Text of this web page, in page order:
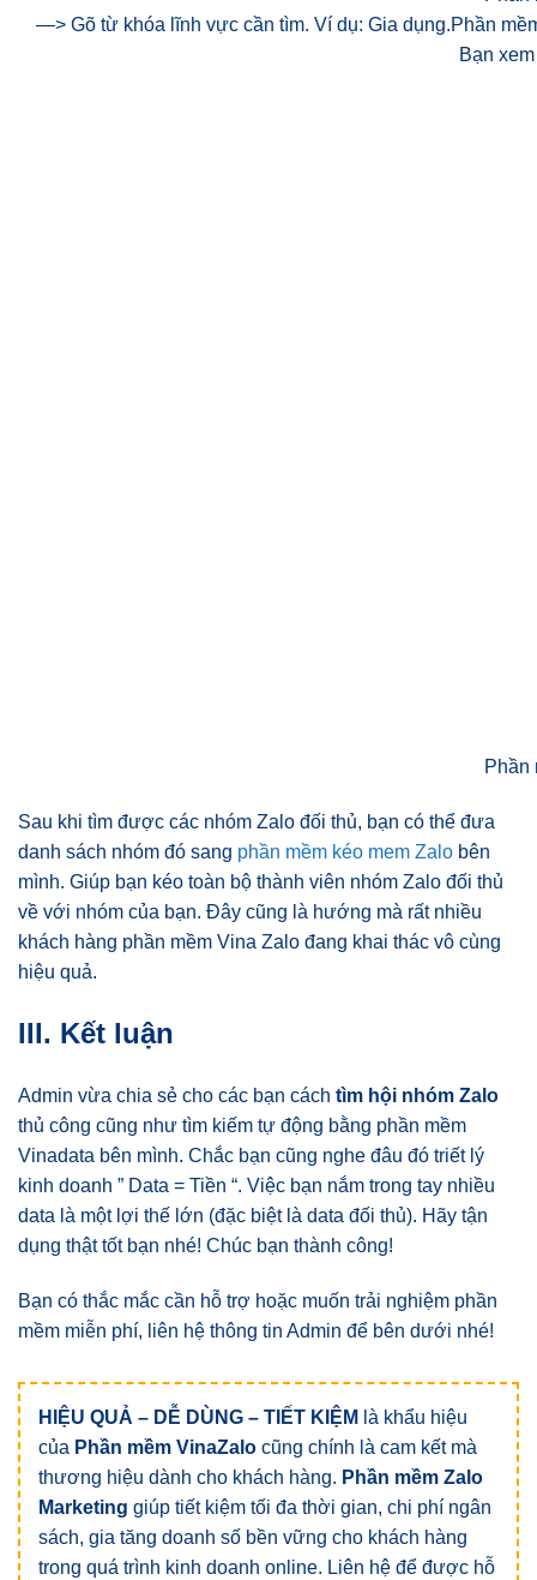
—> Gõ từ khóa lĩnh vực cần tìm. Ví dụ: Gia dụng.Phần
Bạn
Phần
Sau khi tìm được các nhóm Zalo đối thủ, bạn có thể đưa
danh sách nhóm đó sang phần mềm kéo mem Zalo bên
mình. Giúp bạn kéo toàn bộ thành viên nhóm Zalo đối thủ
về với nhóm của bạn. Đây cũng là hướng mà rất nhiều
khách hàng phần mềm Vina Zalo đang khai thác vô cùng
hiệu quả.
III. Kết luận
Admin vừa chia sẻ cho các bạn cách tìm hội nhóm Zalo
thủ công cũng như tìm kiếm tự động bằng phần mềm
Vinadata bên mình. Chắc bạn cũng nghe đâu đó triết lý
kinh doanh ” Data = Tiền “. Việc bạn nắm trong tay nhiều
data là một lợi thế lớn (đặc biệt là data đối thủ). Hãy tận
dụng thật tốt bạn nhé! Chúc bạn thành công!
Bạn có thắc mắc cần hỗ trợ hoặc muốn trải nghiệm phần
mềm miễn phí, liên hệ thông tin Admin để bên dưới nhé!
HIỆU QUẢ – DỄ DÙNG – TIẾT KIỆM là khẩu hiệu
của Phần mềm VinaZalo cũng chính là cam kết mà
thương hiệu dành cho khách hàng. Phần mềm Zalo
Marketing giúp tiết kiệm tối đa thời gian, chi phí ngân
sách, gia tăng doanh số bền vững cho khách hàng
trong quá trình kinh doanh online. Liên hệ để được hỗ